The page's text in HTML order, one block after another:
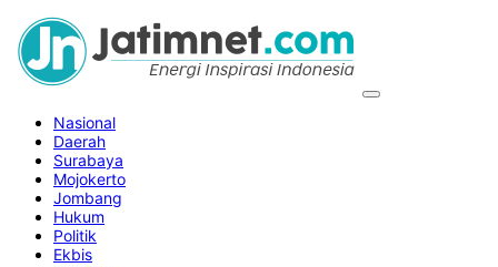
Nasional
Daerah
Surabaya
Mojokerto
Jombang
Hukum
Politik
Ekbis